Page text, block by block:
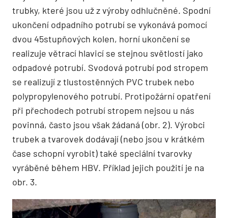
trubky, které jsou už z výroby odhlučněné. Spodní
ukončení odpadního potrubí se vykonává pomocí
dvou 45stupňových kolen, horní ukončení se
realizuje větrací hlavicí se stejnou světlostí jako
odpadové potrubí. Svodová potrubí pod stropem
se realizují z tlustostěnných PVC trubek nebo
polypropylenového potrubí. Protipožární opatření
při přechodech potrubí stropem nejsou u nás
povinná, často jsou však žádaná (obr. 2). Výrobci
trubek a tvarovek dodávají (nebo jsou v krátkém
čase schopní vyrobit) také speciální tvarovky
vyráběné během HBV. Příklad jejich použití je na
obr. 3.